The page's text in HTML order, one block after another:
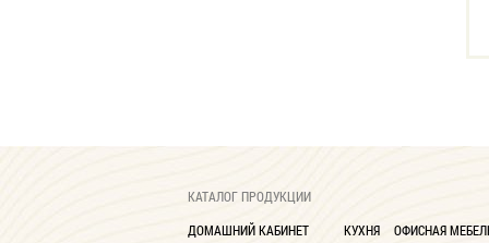
КАТАЛОГ ПРОДУКЦИИ
ДОМАШНИЙ КАБИНЕТ
КУХНЯ ОФИСНАЯ